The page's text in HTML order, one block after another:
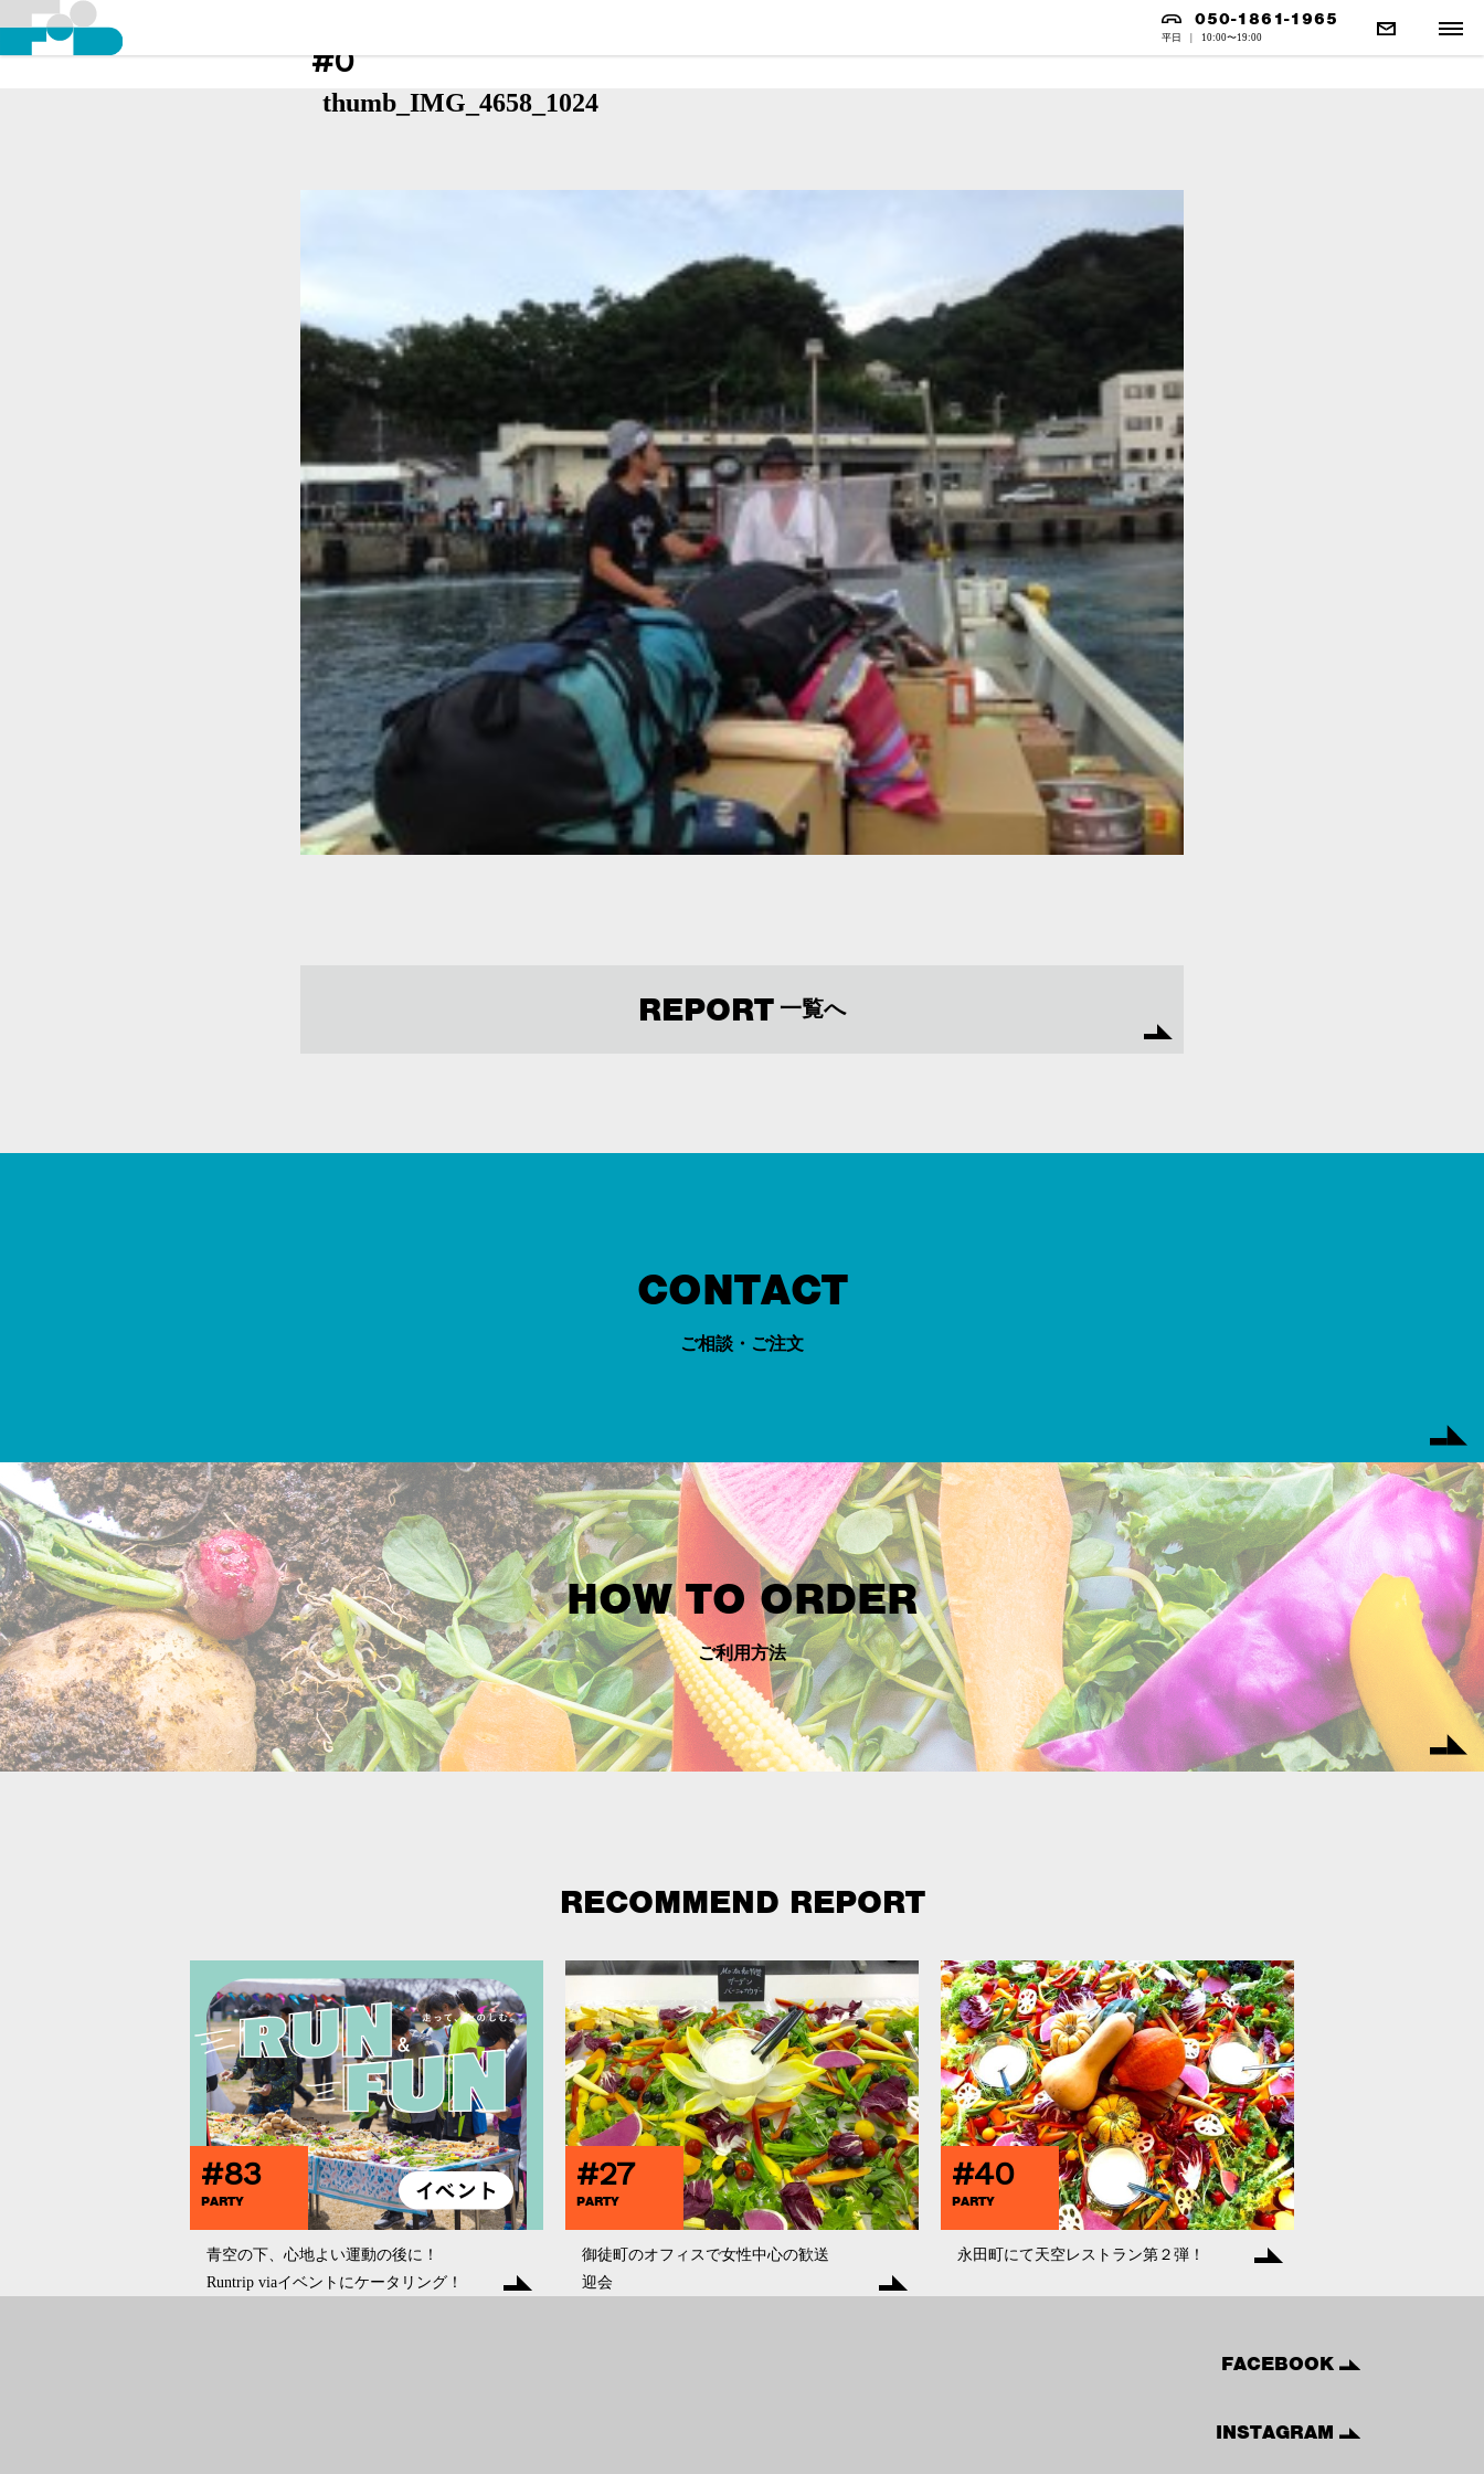
050-1861-1965
平日 10:00〜19:00
#0
thumb_IMG_4658_1024
REPORT 一覧へ
CONTACT
ご相談・ご注文
HOW TO ORDER
ご利用方法
RECOMMEND REPORT
#83
PARTY
青空の下、心地よい運動の後に！
Runtrip viaイベントにケータリング！
#27
PARTY
御徒町のオフィスで女性中心の歓送
迎会
#40
PARTY
永田町にて天空レストラン第２弾！
FACEBOOK
INSTAGRAM